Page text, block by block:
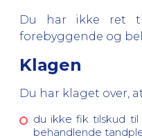
Du har ikke ret
forebyggende og
Klagen
Du har klaget over,
du ikke fik tilskud
behandlende